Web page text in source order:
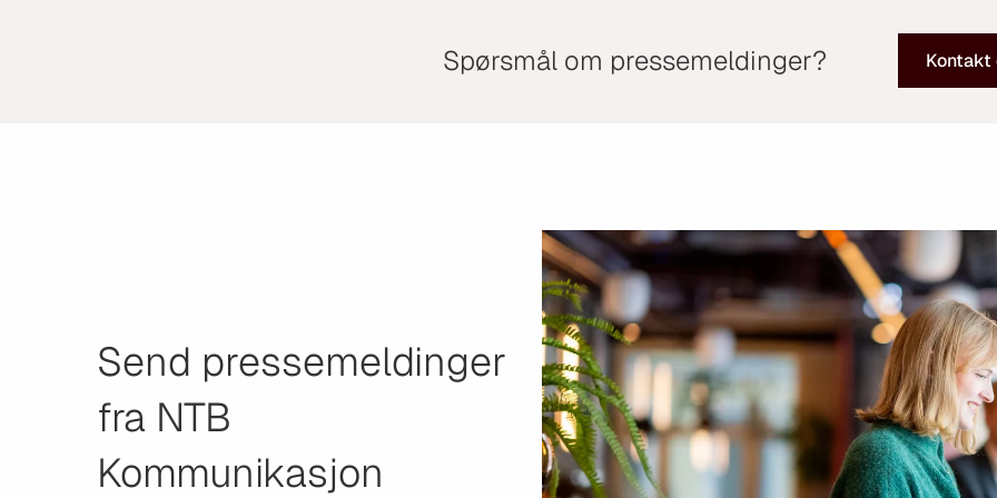
Spørsmål om pressemeldinger? Kontakt
Send pressemeldinger
fra NTB
Kommunikasjon